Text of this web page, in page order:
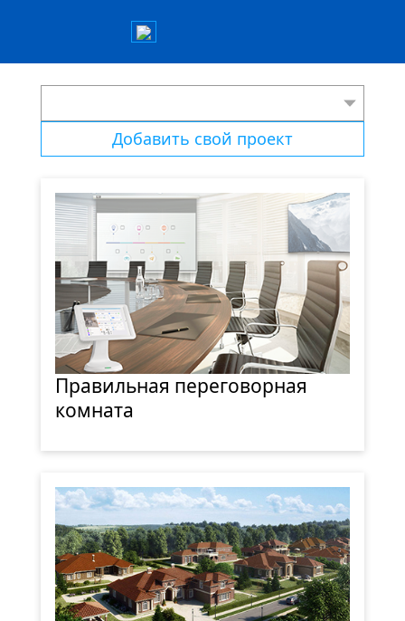
Добавить свой проект
Правильная переговорная
комната